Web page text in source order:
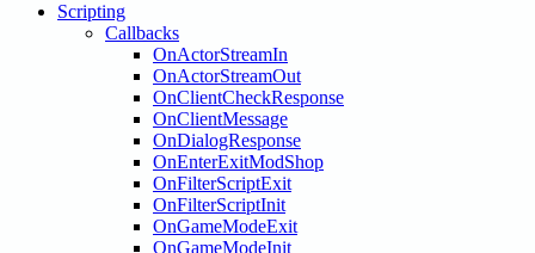
Scripting
Callbacks
OnActorStreamIn
OnActorStreamOut
OnClientCheckResponse
OnClientMessage
OnDialogResponse
OnEnterExitModShop
OnFilterScriptExit
OnFilterScriptInit
OnGameModeExit
OnGameModeInit